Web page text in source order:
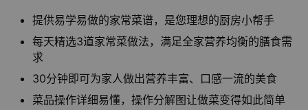
提供易学易做的家常菜谱，是您理想的厨房小帮手
每天精选3道家常菜做法，满足全家营养均衡的膳食需
求
30分钟即可为家人做出营养丰富、口感一流的美食
菜品操作详细易懂，操作分解图让做菜变得如此简单